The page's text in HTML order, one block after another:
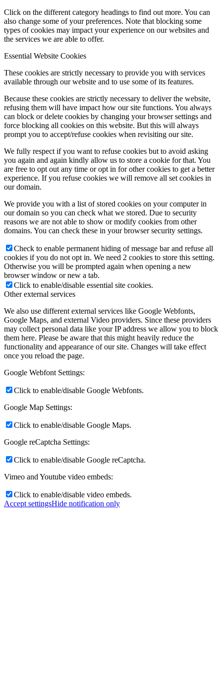
Click on the different category headings to find out more. You can
also change some of your preferences. Note that blocking some
types of cookies may impact your experience on our websites and
the services we are able to offer.
Essential Website Cookies
These cookies are strictly necessary to provide you with services
available through our website and to use some of its features.
Because these cookies are strictly necessary to deliver the website,
refusing them will have impact how our site functions. You always
can block or delete cookies by changing your browser settings and
force blocking all cookies on this website. But this will always
prompt you to accept/refuse cookies when revisiting our site.
We fully respect if you want to refuse cookies but to avoid asking
you again and again kindly allow us to store a cookie for that. You
are free to opt out any time or opt in for other cookies to get a better
experience. If you refuse cookies we will remove all set cookies in
our domain.
We provide you with a list of stored cookies on your computer in
our domain so you can check what we stored. Due to security
reasons we are not able to show or modify cookies from other
domains. You can check these in your browser security settings.
Check to enable permanent hiding of message bar and refuse all
cookies if you do not opt in. We need 2 cookies to store this setting.
Otherwise you will be prompted again when opening a new
browser window or new a tab.
Click to enable/disable essential site cookies.
Other external services
We also use different external services like Google Webfonts,
Google Maps, and external Video providers. Since these providers
may collect personal data like your IP address we allow you to block
them here. Please be aware that this might heavily reduce the
functionality and appearance of our site. Changes will take effect
once you reload the page.
Google Webfont Settings:
Click to enable/disable Google Webfonts.
Google Map Settings:
Click to enable/disable Google Maps.
Google reCaptcha Settings:
Click to enable/disable Google reCaptcha.
Vimeo and Youtube video embeds:
Click to enable/disable video embeds.
Accept settingsHide notification only